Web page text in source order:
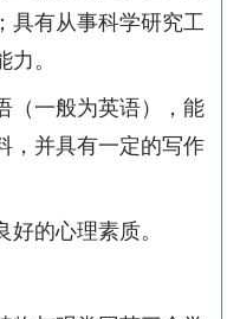
具有从事科学研究工
。
一般为英语），能
，并具有一定的写作
的心理素质。